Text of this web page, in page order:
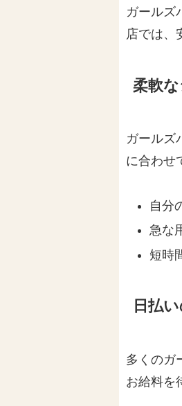
ガールズ
店では、
柔軟
ガールズ
に合わせ
自分
急な
短時
日払
多くのガ
お給料を